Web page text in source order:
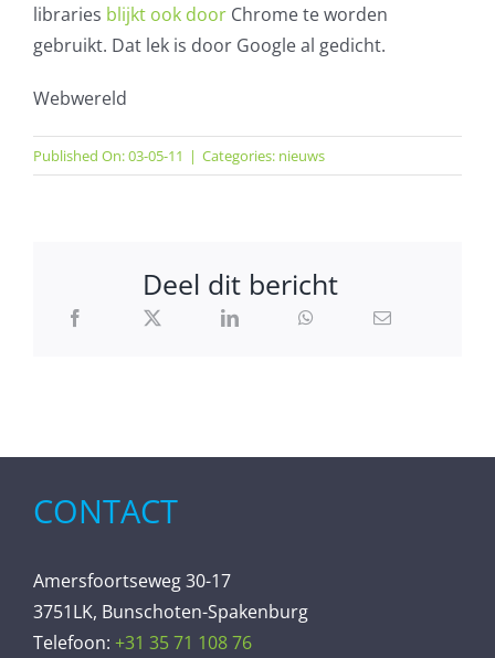
libraries blijkt ook doorChrome te worden
gebruikt. Dat lek is door Google al gedicht.
Webwereld
Published On: 03-05-11 | Categories: nieuws
Deel dit bericht
CONTACT
Amersfoortseweg 30-17
3751LK, Bunschoten-Spakenburg
Telefoon: +31 35 71 108 76